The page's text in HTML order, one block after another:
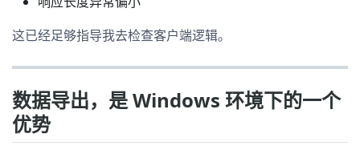
这已经足够指导我去检查客户端逻辑。
数据导出，是 Windows 环境下的一个
优势